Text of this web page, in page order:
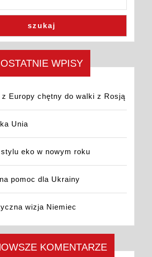
szukaj
OSTATNIE WPISY
Europy chętny do walki z Rosją
Unia
eko w nowym roku
pomoc dla Ukrainy
wizja Niemiec
KOMENTARZE